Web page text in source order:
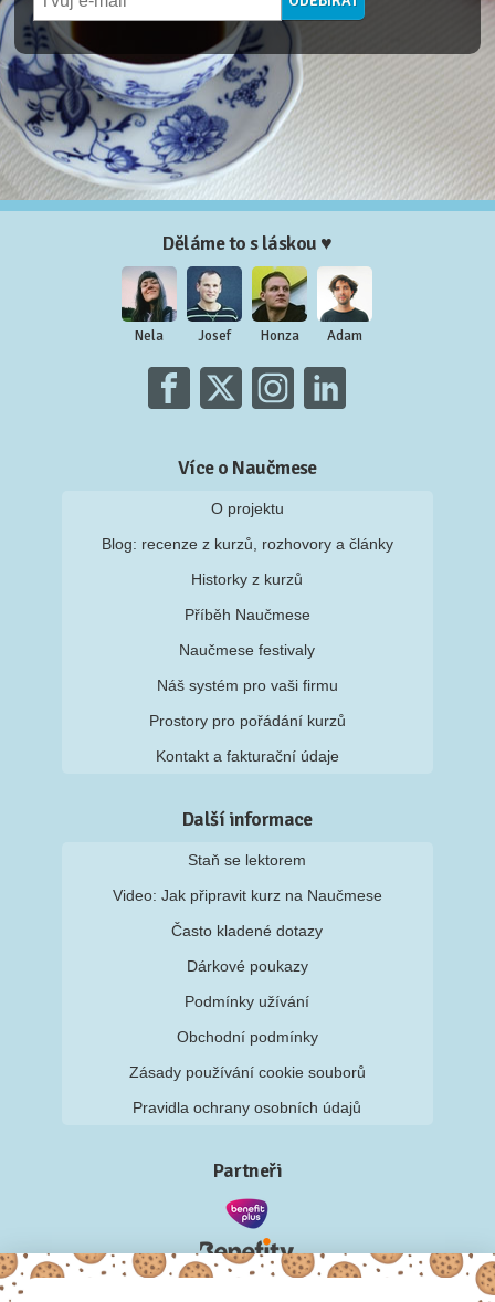
Děláme to s láskou ♥
Nela Josef Honza Adam
Více o Naučmese
O projektu
Blog: recenze z kurzů, rozhovory a články
Historky z kurzů
Příběh Naučmese
Naučmese festivaly
Náš systém pro vaši firmu
Prostory pro pořádání kurzů
Kontakt a fakturační údaje
Další informace
Staň se lektorem
Video: Jak připravit kurz na Naučmese
Často kladené dotazy
Dárkové poukazy
Podmínky užívání
Obchodní podmínky
Zásady používání cookie souborů
Pravidla ochrany osobních údajů
Partneři